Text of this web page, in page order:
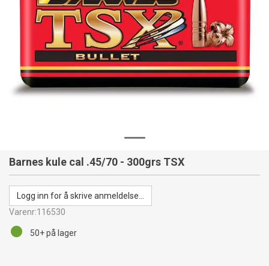
Barnes kule cal .45/70 - 300grs TSX
Logg inn for å skrive anmeldelse...
Varenr:116530
50+på lager